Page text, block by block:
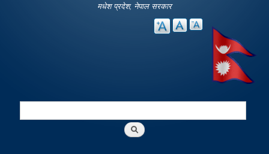
मधेश प्रदेश, नेपाल सरकार
Search